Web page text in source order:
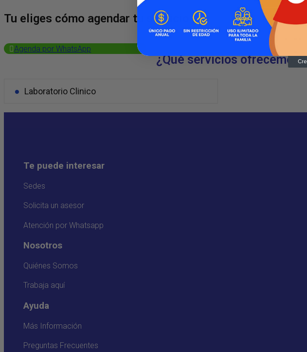
Tu eliges cómo agendar tu servicio
Agenda por WhatsApp
¿Qué servicios ofrecemos?
Laboratorio Clinico
Te puede interesar
Sedes
Solicita un asesor
Atención por Whatsapp
Nosotros
Quiénes Somos
Trabaja aquí
Ayuda
Más Información
Preguntas Frecuentes